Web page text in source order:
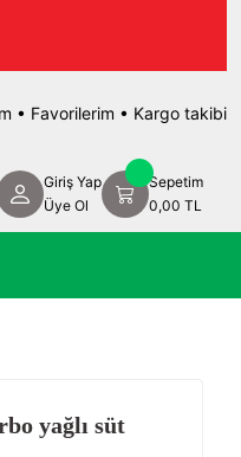
• Favorilerim • Kargo takibi
Giriş Yap
Üye Ol
Sepetim
0,00 TL
yağlı süt